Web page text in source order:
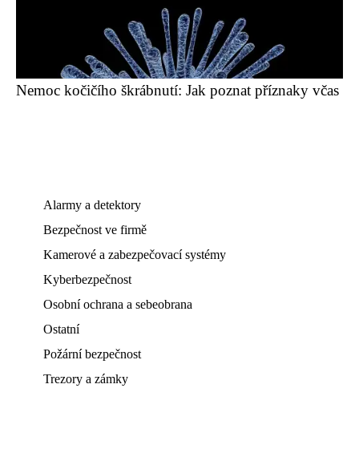
Nemoc kočičího škrábnutí: Jak poznat příznaky včas
Alarmy a detektory
Bezpečnost ve firmě
Kamerové a zabezpečovací systémy
Kyberbezpečnost
Osobní ochrana a sebeobrana
Ostatní
Požární bezpečnost
Trezory a zámky